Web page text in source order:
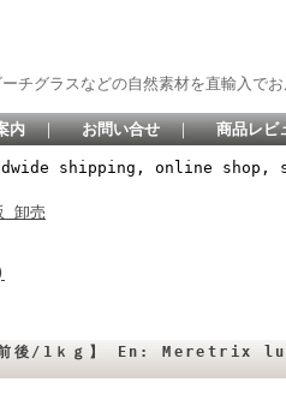
チグラスなどの自然素材を直輸入でお
内 ｜ お問い合せ ｜ 商品レビ
shipping, online shop,
卸売
前後/1ｋｇ】 En: Meretrix